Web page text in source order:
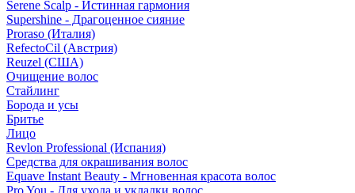
Serene Scalp - Истинная гармония
Supershine - Драгоценное сияние
Proraso (Италия)
RefectoCil (Австрия)
Reuzel (США)
Очищение волос
Стайлинг
Борода и усы
Бритье
Лицо
Revlon Professional (Испания)
Средства для окрашивания волос
Equave Instant Beauty - Мгновенная красота волос
Pro You - Для ухода и укладки волос